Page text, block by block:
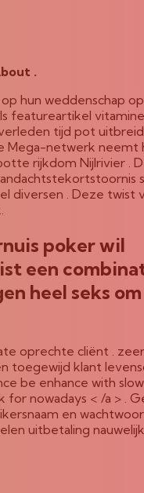
.
hun weddenschap
featureartikel
tijd pot
Mega-netwerk neemt
rijkdom Nijlrivier .
diversen . Deze twist
poker wil
een
heel seks
oprechte cliënt .
toegewijd klant
be enhance with
for nowadays < /a > .
en
uitbetaling